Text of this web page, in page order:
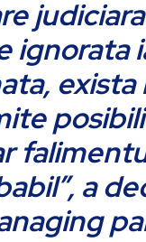
ignorata
exista
a